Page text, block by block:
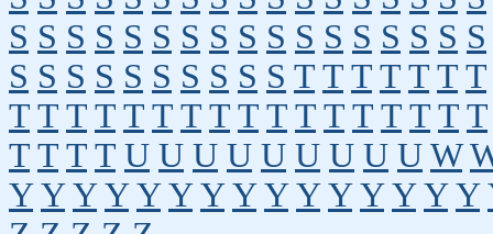
S S S S S S S S S S S S S S S S S
S S S S S S S S S S T T T T T T T
T T T T T T T T T T T T T T T T T
T T T T U U U U U U U U U W
Y Y Y Y Y Y Y Y Y Y Y Y Y Y Y